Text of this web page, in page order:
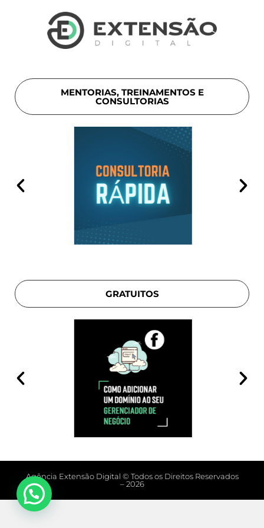
MENTORIAS, TREINAMENTOS E
CONSULTORIAS
GRATUITOS
Agência Extensão Digital © Todos os Direitos Reservados
– 2026